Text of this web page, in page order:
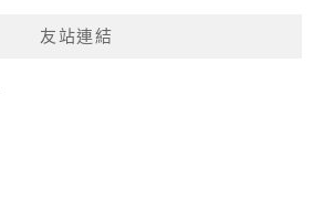
友站連結